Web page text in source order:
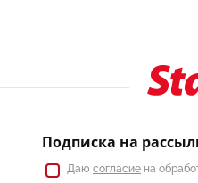
Подписка на
Даю согласие на